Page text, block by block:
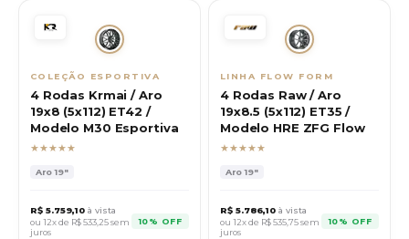
COLEÇÃO ESPORTIVA
4 Rodas Krmai / Aro
19x8 (5x112) ET42 /
Modelo M30 Esportiva
★★★★★
Aro19"
R$ 5.759,10 à vista
ou 12x de R$533,25sem
juros
10% OFF
LINHA FLOW FORM
4 Rodas Raw / Aro
19x8.5 (5x112) ET35 /
Modelo HRE ZFG Flow
★★★★★
Aro19"
R$ 5.786,10 à vista
ou 12x de R$535,75sem
juros
10% OFF